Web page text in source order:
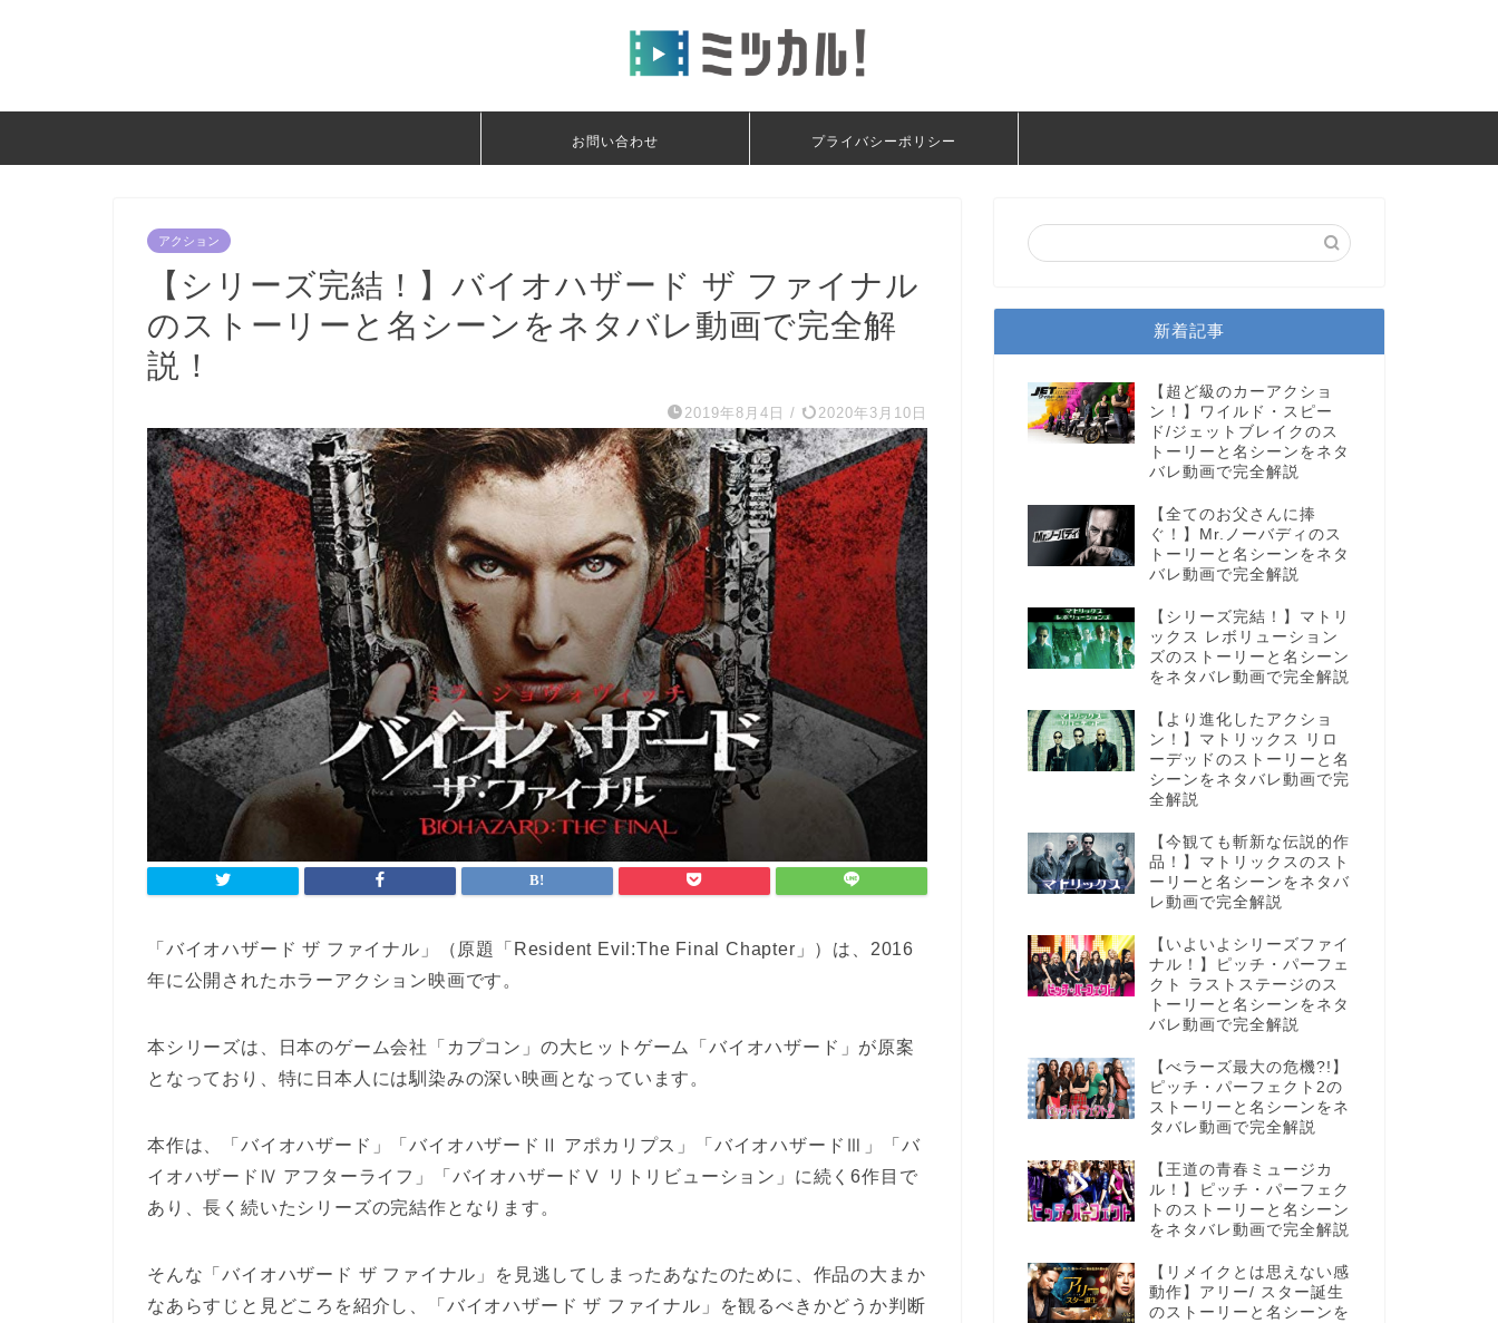
お問い合わせ プライバシーポリシー
アクション
【シリーズ完結！】バイオハザード ザ ファイナル
のストーリーと名シーンをネタバレ動画で完全解
説！
2019年8月4日 / 2020年3月10日
「バイオハザード ザ ファイナル」（原題「Resident Evil:The Final Chapter」）は、2016
年に公開されたホラーアクション映画です。
本シリーズは、日本のゲーム会社「カプコン」の大ヒットゲーム「バイオハザード」が原案
となっており、特に日本人には馴染みの深い映画となっています。
本作は、「バイオハザード」「バイオハザードⅡ アポカリプス」「バイオハザードⅢ」「バ
イオハザードⅣ アフターライフ」「バイオハザードⅤ リトリビューション」に続く6作目で
あり、長く続いたシリーズの完結作となります。
そんな「バイオハザード ザ ファイナル」を見逃してしまったあなたのために、作品の大まか
なあらすじと見どころを紹介し、「バイオハザード ザ ファイナル」を観るべきかどうか判断
新着記事
【超ど級のカーアクショ
ン！】ワイルド・スピー
ド/ジェットブレイクのス
トーリーと名シーンをネタ
バレ動画で完全解説
【全てのお父さんに捧
ぐ！】Mr.ノーバディのス
トーリーと名シーンをネタ
バレ動画で完全解説
【シリーズ完結！】マトリ
ックス レボリューション
ズのストーリーと名シーン
をネタバレ動画で完全解説
【より進化したアクショ
ン！】マトリックス リロ
ーデッドのストーリーと名
シーンをネタバレ動画で完
全解説
【今観ても斬新な伝説的作
品！】マトリックスのスト
ーリーと名シーンをネタバ
レ動画で完全解説
【いよいよシリーズファイ
ナル！】ピッチ・パーフェ
クト ラストステージのス
トーリーと名シーンをネタ
バレ動画で完全解説
【べラーズ最大の危機?!】
ピッチ・パーフェクト2の
ストーリーと名シーンをネ
タバレ動画で完全解説
【王道の青春ミュージカ
ル！】ピッチ・パーフェク
トのストーリーと名シーン
をネタバレ動画で完全解説
【リメイクとは思えない感
動作】アリー/ スター誕生
のストーリーと名シーンを